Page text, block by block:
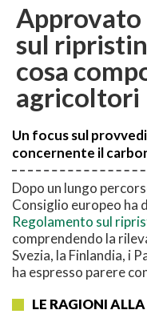
sul
cosa
agricoltori
Un focus sul
concernente il
Dopo un lungo
Consiglio europeo ha
Regolamento sul
comprendendo la
Svezia, la Finlandia, i
ha espresso parere
LE RAGIONI